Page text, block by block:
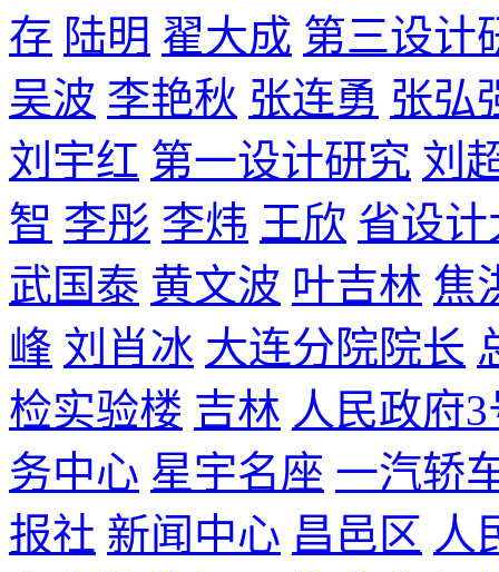
存 陆明 翟大成 第三设计
吴波 李艳秋 张连勇 张弘
刘宇红 第一设计研究 刘
智 李彤 李炜 王欣 省设计
武国泰 黄文波 叶吉林 焦
峰 刘肖冰 大连分院院长
检实验楼 吉林 人民政府
务中心 星宇名座 一汽轿
报社 新闻中心 昌邑区 人